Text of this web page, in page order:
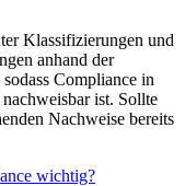
Klassifizierungen und
anhand der
Compliance in
ist. Sollte
Nachweise bereits
wichtig?